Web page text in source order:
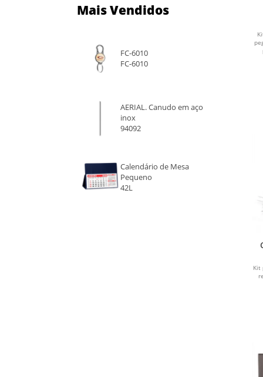
Mais Vendidos
FC-6010
FC-6010
AERIAL. Canudo em aço
inox
94092
Calendário de Mesa
Pequeno
42L
Kit